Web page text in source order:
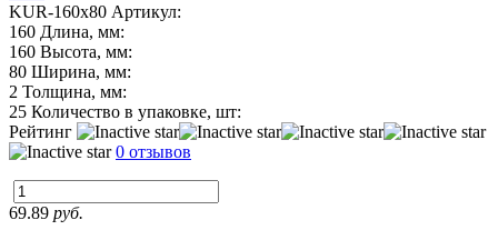
KUR-160х80 Артикул:
160 Длина, мм:
160 Высота, мм:
80 Ширина, мм:
2 Толщина, мм:
25 Количество в упаковке, шт:
Рейтинг
0 отзывов
69.89 руб.